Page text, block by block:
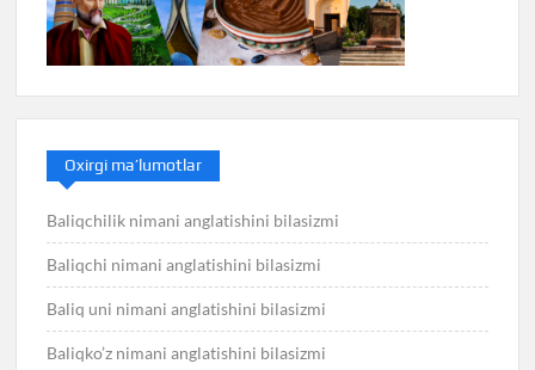
Oxirgi ma’lumotlar
Baliqchilik nimani anglatishini bilasizmi
Baliqchi nimani anglatishini bilasizmi
Baliq uni nimani anglatishini bilasizmi
Baliqko’z nimani anglatishini bilasizmi